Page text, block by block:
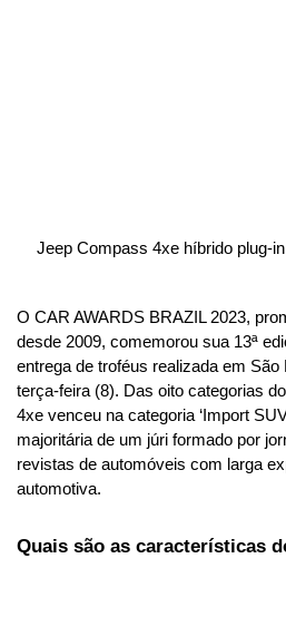
Jeep Compass 4xe híbrido plug-
O CAR AWARDS BRAZIL 2023,
desde 2009, comemorou sua 13ª
entrega de troféus realizada em São
terça-feira (8). Das oito categorias
4xe venceu na categoria ‘Import
majoritária de um júri formado por
revistas de automóveis com larga
automotiva.
Quais são as características